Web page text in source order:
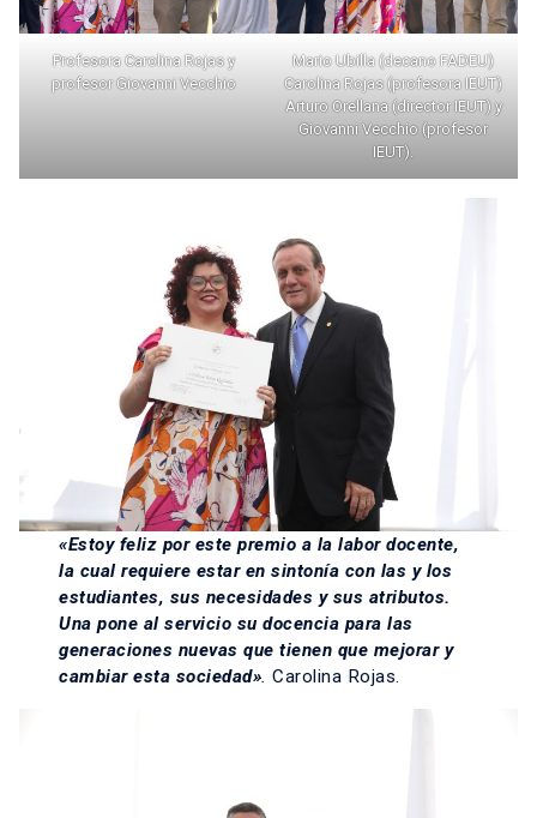
Profesora Carolina Rojas y
profesor Giovanni Vecchio
Mario Ubilla (decano FADEU)
Carolina Rojas (profesora IEUT)
Arturo Orellana (director IEUT) y
Giovanni Vecchio (profesor
IEUT).
«Estoy feliz por este premio a la labor docente,
la cual requiere estar en sintonía con las y los
estudiantes, sus necesidades y sus atributos.
Una pone al servicio su docencia para las
generaciones nuevas que tienen que mejorar y
cambiar esta sociedad».Carolina Rojas.